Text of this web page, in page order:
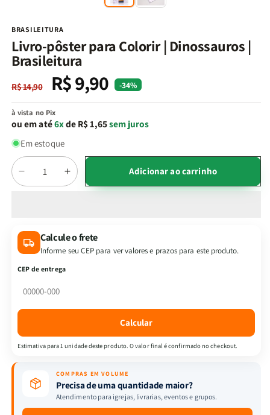
BRASILEITURA
Livro-pôster para Colorir | Dinossauros |
Brasileitura
Preço
normal
R$ 14,90
Preço
promocional
R$ 9,90 -34%
à vista no Pix
ou em até6xde R$ 1,65sem juros
Em estoque
Quantidade
Diminuir
a
pôster
para
Colorir
Dinossauros
Aumentar
a
pôster
para
Adicionar ao carrinho
Calcule o frete
Informe seu CEP para ver valores e prazos para este produto.
CEP de entrega
Calcular
Estimativa para 1 unidade deste produto. O valor final é confirmado no checkout.
COMPRAS EM VOLUME
Precisa de uma quantidade maior?
Atendimento para igrejas, livrarias, eventos e grupos.